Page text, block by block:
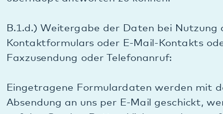
Gerätespeicher des Gerätes aufbewahrt. Nach
Ausdruck des Faxes wird der belegte
Speicherplatz wieder freigegeben, damit das
werden kann. Teile des Faxes können nach dem
Ausdruck temporär im Speicher des Gerätes
verbleiben, bis diese vom nächsten empfangenen